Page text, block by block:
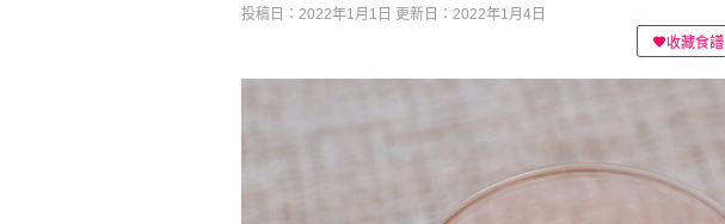
投稿日：2022年1月1日 更新日：2022年1月4日
收藏食譜